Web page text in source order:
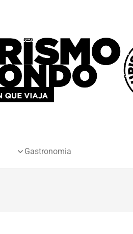
Gastronomia